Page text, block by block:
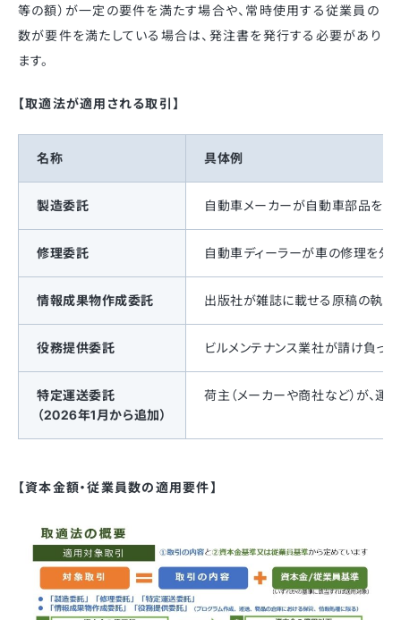
等の額）が一定の要件を満たす場合や、常時使用する従業員の
数が要件を満たしている場合は、発注書を発行する必要があり
ます。
【取適法が適用される取引】
名称 具体例
製造委託 自動車メーカーが自動車部品を部
修理委託 自動車ディーラーが車の修理を外
情報成果物作成委託 出版社が雑誌に載せる原稿の執筆
役務提供委託 ビルメンテナンス業社が請け負っ
特定運送委託
（2026年1月から追加）
荷主（メーカーや商社など）が、
【資本金額・従業員数の適用要件】